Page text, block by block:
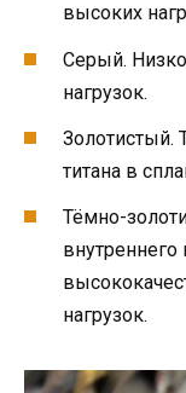
высоких
Серый.
нагрузок.
Золотистый.
титана в
Тёмно-
нагрузок.